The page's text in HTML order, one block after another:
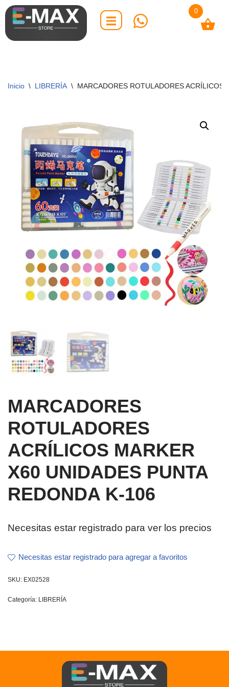
Saltar
al
Inicio \ LIBRERÍA \ MARCADORES ROTULADORES ACRÍLICOS
MARCADORES
ROTULADORES
ACRÍLICOS MARKER
X60 UNIDADES PUNTA
REDONDA K-106
Necesitas estar registrado para ver los precios
Necesitas estar registrado para agregar a favoritos
SKU: EX02528
Categoría: LIBRERÍA
0